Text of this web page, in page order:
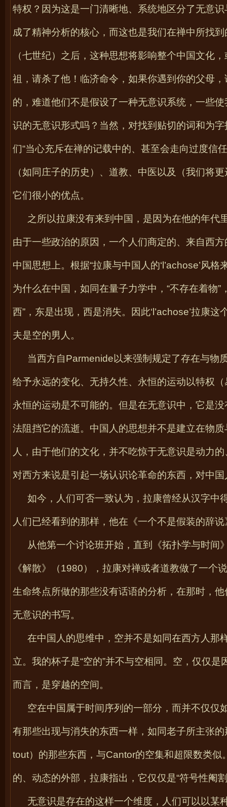
特权？因为这是一门清晰地、系统地区分了无意
成了精神分析的核心，而这也是我们在禅中所找
（七世纪）之后，这种思想将影响整个中国文化
祖，请杀了他！临济命令，如果你遇到你的父母
的，难道他们不是假设了一种无意识系统，一些
识的无意识形式吗？当然，对找到贴切的词和为
们“当心充斥在禅的记载中的、甚至会走向过度信
（如同庄子的历史）、道教、中医以及（我们将
它们很小的优点。
之所以拉康没有来到中国，是因为在他的年代
由于一些政治的原因，一个人们商定的、来自西
中国思想上。根据“拉康与中国人的‘ ’achose’风格
为什么在中国，如同在量子力学中，“不存在着物
西”，东是出现，西是消失。因此‘ ’achose’拉康这
夫是空的男人。
当西方自Parmenide以来强制规定了存在与物
给予永远的变化、无持久性、永恒的运动以特权
永恒的运动是不可能的。但是在无意识中，它是
法阻挡它的流逝。中国人的思想并不是建立在物
人，由于他们的文化，并不吃惊于无意识是动力
对西方来说是引起一场认识论革命的东西，对中
如今，人们可否一致认为，拉康曾经从汉字中
人们已经看到的那样，他在《一个不是假装的辞说
从他第一个讨论班开始，直到《拓扑学与时间
《解散》（1980），拉康对禅或者道教做了一个
生命终点所做的那些没有话语的分析，在那时，
无意识的书写。
在中国人的思维中，空并不是如同在西方人那
立。我的杯子是“空的”并不与空相同。空，仅仅
而言，是穿越的空间。
空在中国属于时间序列的一部分，而并不仅仅
有那些出现与消失的东西一样，如同老子所主张
tout）的那些东西，与Cantor的空集和超限数类似
的、动态的外部，拉康指出，它仅仅是“符号性阉
无意识是存在的这样一个维度，人们可以以某